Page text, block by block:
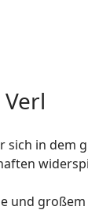
in dem
und